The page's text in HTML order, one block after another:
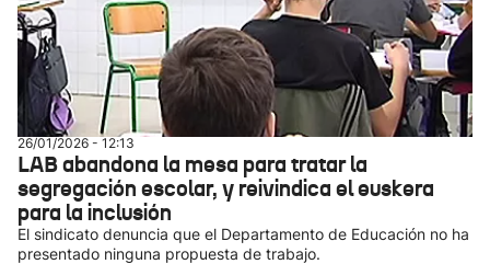
26/01/2026 - 12:13
LAB abandona la mesa para tratar la
segregación escolar, y reivindica el euskera
para la inclusión
El sindicato denuncia que el Departamento de Educación no ha
presentado ninguna propuesta de trabajo.